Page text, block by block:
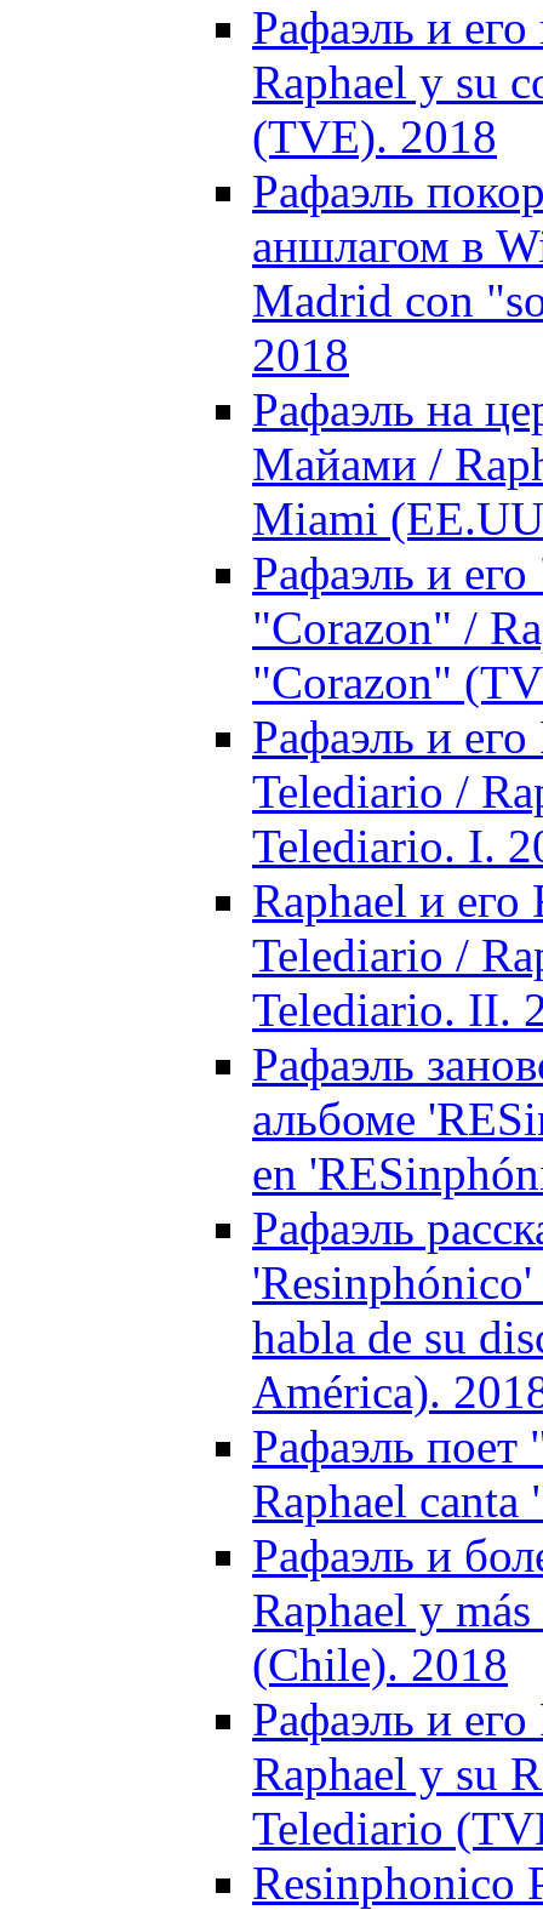
Рафаэль и
Raphael y su
(TVE). 2018
Рафаэль
аншлагом в
Madrid con
2018
Рафаэль на
Майами /
Miami
Рафаэль и
"Corazon" /
"Corazon"
Рафаэль и
Telediario /
Telediario. I.
Raphael и
Telediario /
Telediario. II.
Рафаэль
альбоме
en
Рафаэль
habla de su
América).
Рафаэль
Raphael
Рафаэль и
Raphael y
(Chile). 2018
Рафаэль и
Raphael y su
Telediario
Resinphonico